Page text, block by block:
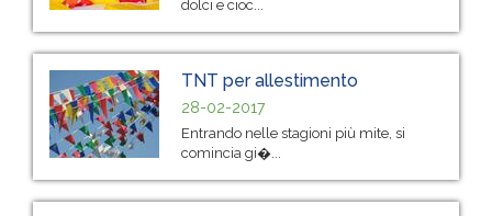
dolci e cioc...
TNT per allestimento
28-02-2017
Entrando nelle stagioni più mite, si
comincia gi�...